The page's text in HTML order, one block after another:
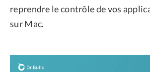
reprendre le contrôle de vos
sur Mac.